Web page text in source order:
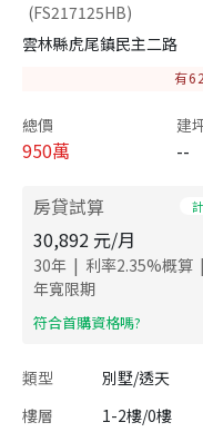
(FS217125HB)
雲林縣虎尾鎮民主二路
有62
總價
950萬
建
--
房貸試算
30,892 元/月
30年 | 利率2.35%概算 |
年寬限期
​符合首購資格嗎?
類型 別墅/透天
樓層
1-2樓/0樓